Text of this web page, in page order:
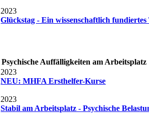
2023
Glückstag - Ein wissenschaftlich
Psychische Auffälligkeiten am Arbeitsplatz
2023
NEU: MHFA Ersthelfer-Kurse
2023
Stabil am Arbeitsplatz - Psychische